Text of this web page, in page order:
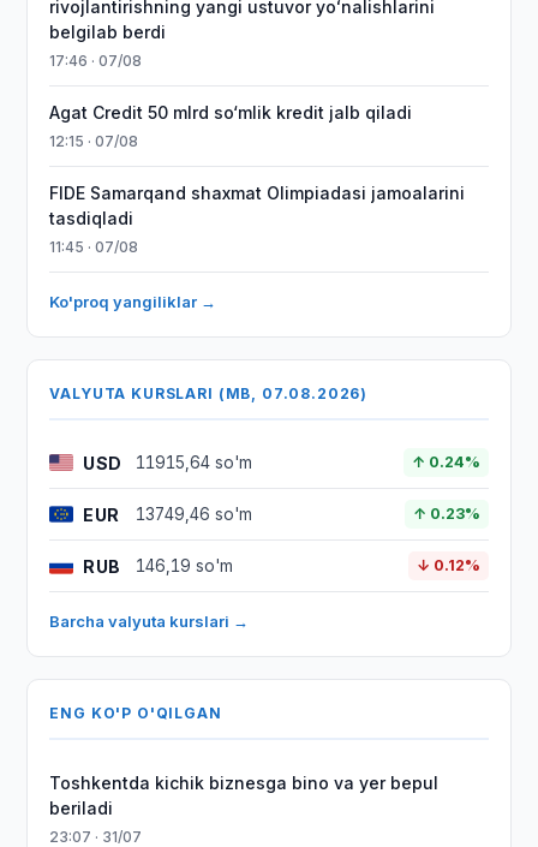
rivojlantirishning yangi ustuvor yoʻnalishlarini
belgilab berdi
17:46 · 07/08
Agat Credit 50 mlrd so‘mlik kredit jalb qiladi
12:15 · 07/08
FIDE Samarqand shaxmat Olimpiadasi jamoalarini
tasdiqladi
11:45 · 07/08
Ko'proq yangiliklar →
VALYUTA KURSLARI (MB, 07.08.2026)
USD 11915,64 so'm ↑ 0.24%
EUR 13749,46 so'm ↑ 0.23%
RUB 146,19 so'm ↓ 0.12%
Barcha valyuta kurslari →
ENG KO'P O'QILGAN
Toshkentda kichik biznesga bino va yer bepul
beriladi
23:07 · 31/07